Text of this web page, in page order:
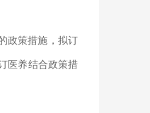
政策措施，拟订
医养结合政策措